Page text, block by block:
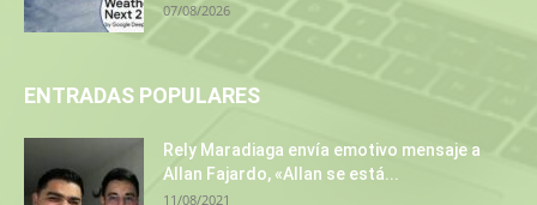
07/08/2026
ENTRADAS POPULARES
Rely Maradiaga envía emotivo mensaje a
Allan Fajardo, «Allan se está...
11/08/2021